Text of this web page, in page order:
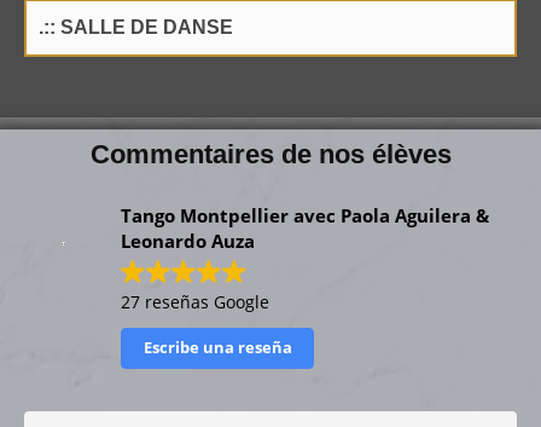
.:: SALLE DE DANSE
Commentaires de nos élèves
Tango Montpellier avec Paola Aguilera &
Leonardo Auza
27 reseñas Google
Escribe una reseña